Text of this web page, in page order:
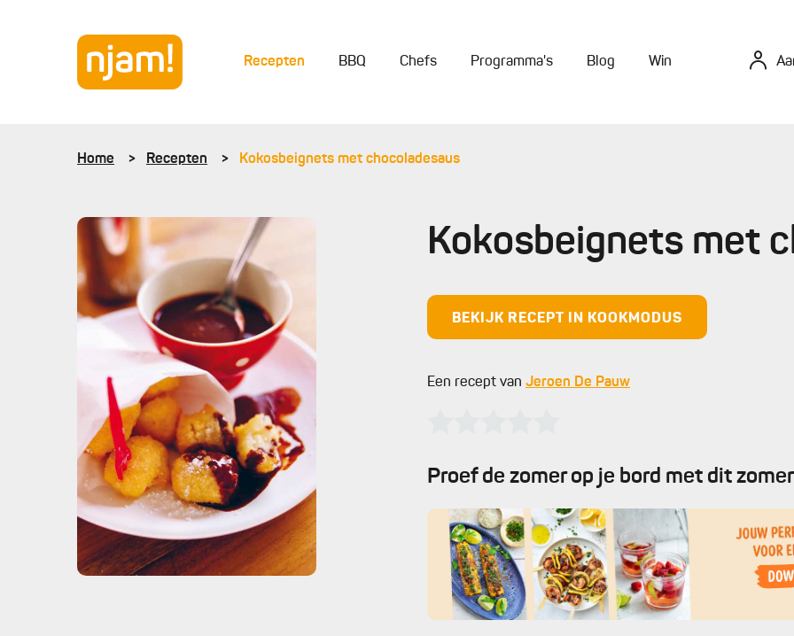
Recepten BBQ Chefs Programma's Blog Win
Home Recepten Kokosbeignets met chocoladesaus
Kokosbeignets met
BEKIJK RECEPT IN KOOKMODUS
Een recept van Jeroen De Pauw
Proef de zomer op je bord met dit